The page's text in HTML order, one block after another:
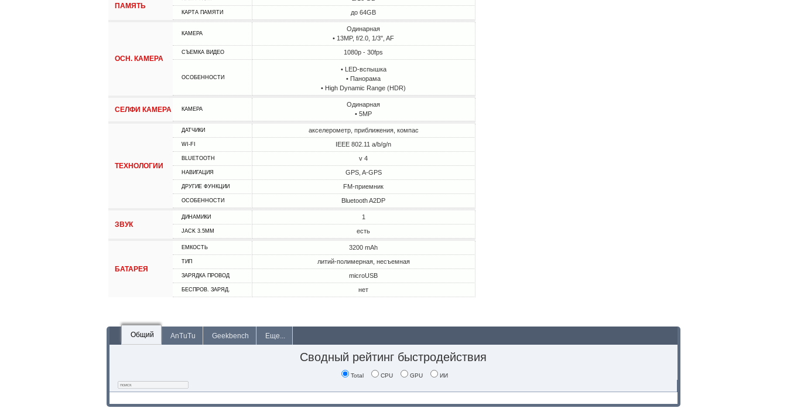
ПАМЯТЬ
КАРТА ПАМЯТИ до 64GB
ОСН. КАМЕРА
КАМЕРА
Одинарная
• 13MP, f/2.0, 1/3", AF
СЪЕМКА ВИДЕО 1080p - 30fps
ОСОБЕННОСТИ
• LED-вспышка
• Панорама
• High Dynamic Range (HDR)
СЕЛФИ КАМЕРА КАМЕРА
Одинарная
• 5MP
ТЕХНОЛОГИИ
ДАТЧИКИ акселерометр, приближения, компас
WI-FI IEEE 802.11 a/b/g/n
BLUETOOTH v 4
НАВИГАЦИЯ GPS, A-GPS
ДРУГИЕ ФУНКЦИИ FM-приемник
ОСОБЕННОСТИ Bluetooth A2DP
ЗВУК
ДИНАМИКИ 1
JACK 3.5MM есть
БАТАРЕЯ
ЕМКОСТЬ 3200 mAh
ТИП литий-полимерная, несъемная
ЗАРЯДКА ПРОВОД microUSB
БЕСПРОВ. ЗАРЯД. нет
Общий AnTuTu Geekbench Еще...
Сводный рейтинг быстродействия
Total CPU GPU ИИ